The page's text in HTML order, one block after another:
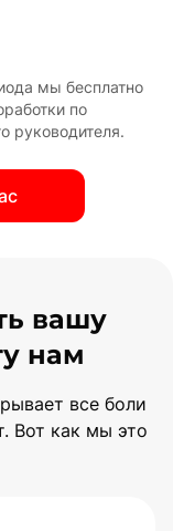
мы бесплатно
по
руководителя.
вашу
нам
все боли
Вот как мы это